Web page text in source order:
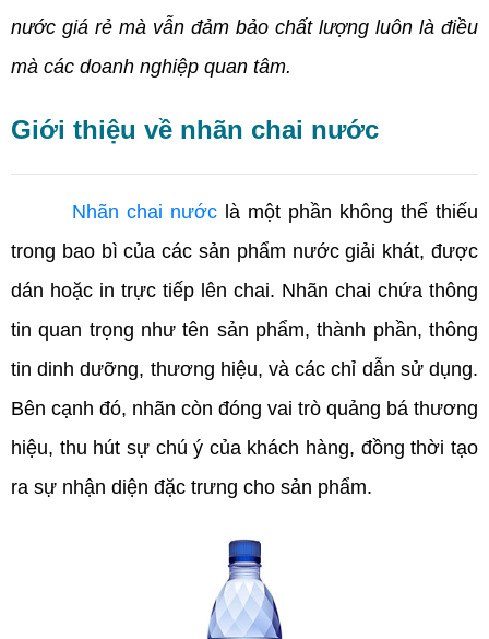
nước giá rẻ mà vẫn đảm bảo chất lượng luôn là điều
mà các doanh nghiệp quan tâm.
Giới thiệu về nhãn chai nước
Nhãn chai nước là một phần không thể thiếu
trong bao bì của các sản phẩm nước giải khát, được
dán hoặc in trực tiếp lên chai. Nhãn chai chứa thông
tin quan trọng như tên sản phẩm, thành phần, thông
tin dinh dưỡng, thương hiệu, và các chỉ dẫn sử dụng.
Bên cạnh đó, nhãn còn đóng vai trò quảng bá thương
hiệu, thu hút sự chú ý của khách hàng, đồng thời tạo
ra sự nhận diện đặc trưng cho sản phẩm.